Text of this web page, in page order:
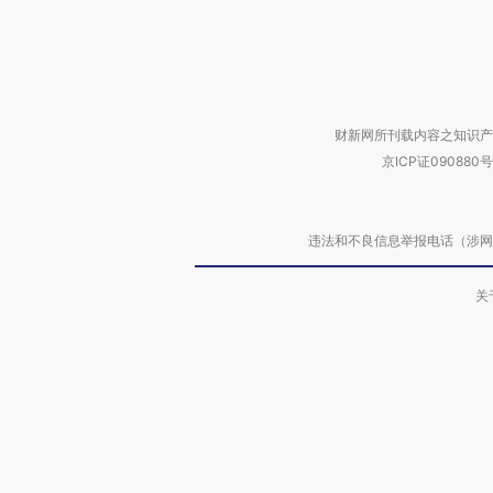
财新网所刊载内容之知识
京ICP证090880号
违法和不良信息举报电话（涉
关